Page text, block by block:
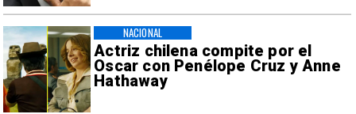
Actriz chilena compite por el
Oscar con Penélope Cruz y Anne
Hathaway
NACIONAL